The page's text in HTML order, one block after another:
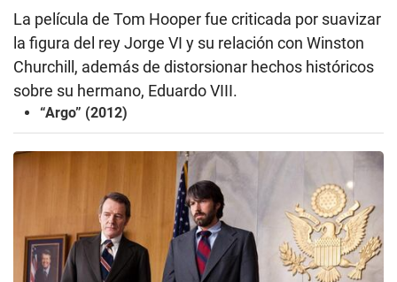
La película de Tom Hooper fue criticada por suavizar
la figura del rey Jorge VI y su relación con Winston
Churchill, además de distorsionar hechos históricos
sobre su hermano, Eduardo VIII.
“Argo” (2012)